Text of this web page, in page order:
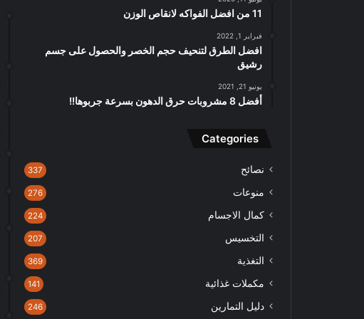
11 من افضل الفواكه لانقاص الوزن
فبراير 1, 2022
افضل الطرق لتنحيف حجم الخصر والحصول على جسم
رشيق
يونيو 21, 2021
أفضل 8 مشروبات حرق الدهون بسرعة جربوها!!
Categories
نصائح 337
منوعات 276
كمال الاجسام 224
التخسيس 207
التغذية 369
مكملات غذائية 141
دليل التمارين 246